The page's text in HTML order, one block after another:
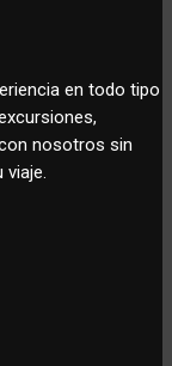
en todo tipo
nosotros sin